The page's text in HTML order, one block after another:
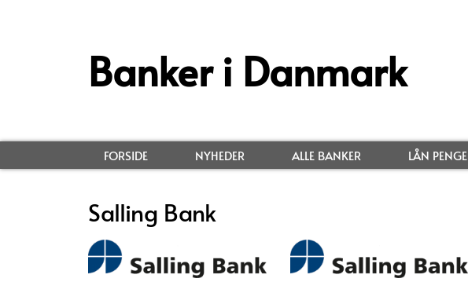
Banker i Danmark
FORSIDE NYHEDER ALLE BANKER LÅN PENGE
Salling Bank